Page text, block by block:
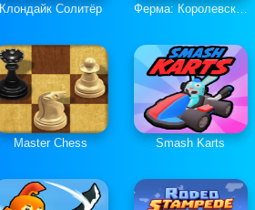
Клондайк Солитёр Ферма: Королевская История
Master Chess Smash Karts